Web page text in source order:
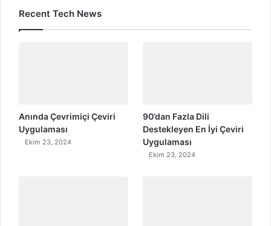
Recent Tech News
Anında Çevrimiçi Çeviri
Uygulaması
Ekim 23, 2024
90’dan Fazla Dili
Destekleyen En İyi Çeviri
Uygulaması
Ekim 23, 2024